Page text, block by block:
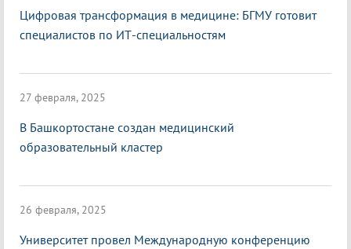
Цифровая трансформация в медицине: БГМУ готовит
специалистов по ИТ-специальностям
27 февраля, 2025
В Башкортостане создан медицинский
образовательный кластер
26 февраля, 2025
Университет провел Международную конференцию